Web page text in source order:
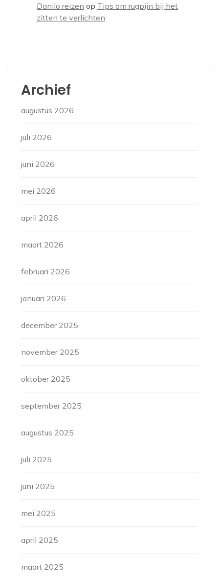
Danilo reizen op Tips om rugpijn bij het
zitten te verlichten
Archief
augustus 2026
juli 2026
juni 2026
mei 2026
april 2026
maart 2026
februari 2026
januari 2026
december 2025
november 2025
oktober 2025
september 2025
augustus 2025
juli 2025
juni 2025
mei 2025
april 2025
maart 2025